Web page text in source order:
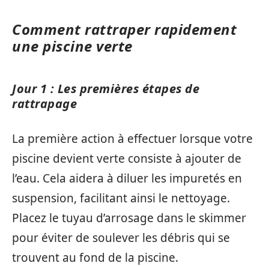
Comment rattraper rapidement
une piscine verte
Jour 1 : Les premières étapes de
rattrapage
La première action à effectuer lorsque votre
piscine devient verte consiste à ajouter de
l’eau. Cela aidera à diluer les impuretés en
suspension, facilitant ainsi le nettoyage.
Placez le tuyau d’arrosage dans le skimmer
pour éviter de soulever les débris qui se
trouvent au fond de la piscine.